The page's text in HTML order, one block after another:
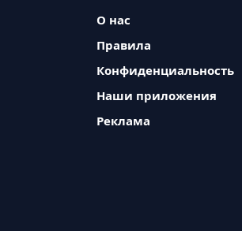
О нас
Правила
Конфиденциальность
Наши приложения
Реклама